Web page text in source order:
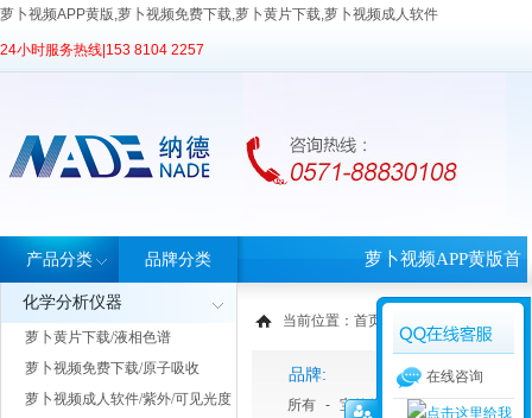
萝卜视频APP黄版,萝卜视频免费下载,萝卜黄片下载,萝卜视频成人软件
24小时服务热线| 153 8104 2257
产品分类
化学分析仪器
萝卜黄片下载/液相色谱
萝卜视频免费下载/原子吸收
萝卜视频成人软件/紫外/可见光度
品牌分类 萝卜视频APP黄版首
页
当前位置： 首页
品牌:
所有 - 宝德仪器 - 睿科 - 天美
在线咨询